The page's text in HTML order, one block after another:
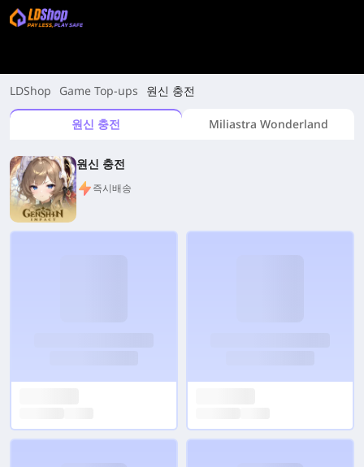
LDShop Game Top-ups 원신 충전
원신 충전 Miliastra Wonderland
원신 충전
즉시배송